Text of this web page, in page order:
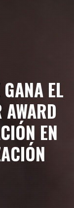
EL
AWARD
EN